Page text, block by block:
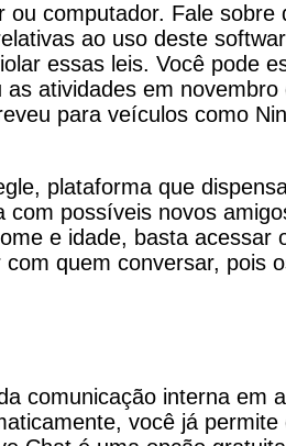
computador. Fale
ao uso deste
essas leis. Você pode
atividades em
para veículos como
plataforma que
possíveis novos
e idade, basta acessar
quem conversar, pois
comunicação interna em
você já